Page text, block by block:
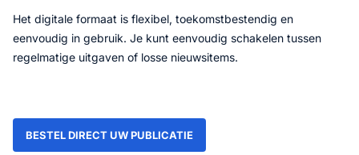
Het digitale formaat is flexibel, toekomstbestendig en
eenvoudig in gebruik. Je kunt eenvoudig schakelen tussen
regelmatige uitgaven of losse nieuwsitems.
BESTEL DIRECT UW PUBLICATIE